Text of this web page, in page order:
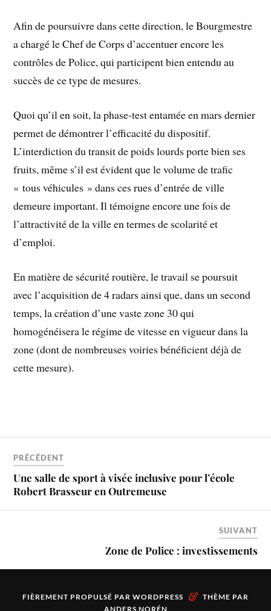
Afin de poursuivre dans cette direction, le Bourgmestre
a chargé le Chef de Corps d’accentuer encore les
contrôles de Police, qui participent bien entendu au
succès de ce type de mesures.
Quoi qu’il en soit, la phase-test entamée en mars dernier
permet de démontrer l’efficacité du dispositif.
L’interdiction du transit de poids lourds porte bien ses
fruits, même s’il est évident que le volume de trafic
« tous véhicules » dans ces rues d’entrée de ville
demeure important. Il témoigne encore une fois de
l’attractivité de la ville en termes de scolarité et
d’emploi.
En matière de sécurité routière, le travail se poursuit
avec l’acquisition de 4 radars ainsi que, dans un second
temps, la création d’une vaste zone 30 qui
homogénéisera le régime de vitesse en vigueur dans la
zone (dont de nombreuses voiries bénéficient déjà de
cette mesure).
PRÉCÉDENT
Une salle de sport à visée inclusive pour l’école
Robert Brasseur en Outremeuse
SUIVANT
Zone de Police : investissements
FIÈREMENT PROPULSÉ PAR WORDPRESS & THÈME PAR
ANDERS NORÉN